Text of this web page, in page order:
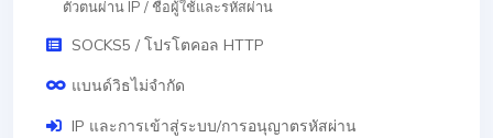
ตัวตนผ่าน IP / ชื่อผู้ใช้และรหัสผ่าน
SOCKS5 / โปรโตคอล HTTP
แบนด์วิธไม่จำกัด
IP และการเข้าสู่ระบบ/การอนุญาตรหัสผ่าน